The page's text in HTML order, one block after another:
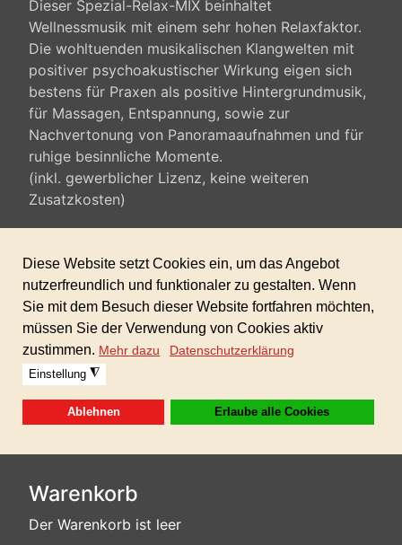
Dieser Spezial-Relax-MIX beinhaltet
Wellnessmusik mit einem sehr hohen Relaxfaktor.
Die wohltuenden musikalischen Klangwelten mit
positiver psychoakustischer Wirkung eigen sich
bestens für Praxen als positive Hintergrundmusik,
für Massagen, Entspannung, sowie zur
Nachvertonung von Panoramaaufnahmen und für
ruhige besinnliche Momente.
(inkl. gewerblicher Lizenz, keine weiteren
Zusatzkosten)
folgenden Styles erstellt: Harmony & Wellness,
Panorama sowie volkstümliche
Entspannungsmusik.
Sofortdownload nach erhaltener Zahlung!
Dieses Produkt ist in der GIGAFLATRATE
enthalten!
Warenkorb
Der Warenkorb ist leer